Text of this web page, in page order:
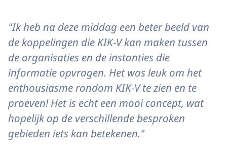
"Ik heb na deze middag een beter beeld van
de koppelingen die KIK-V kan maken tussen
de organisaties en de instanties die
informatie opvragen. Het was leuk om het
enthousiasme rondom KIK-V te zien en te
proeven! Het is echt een mooi concept, wat
hopelijk op de verschillende besproken
gebieden iets kan betekenen."